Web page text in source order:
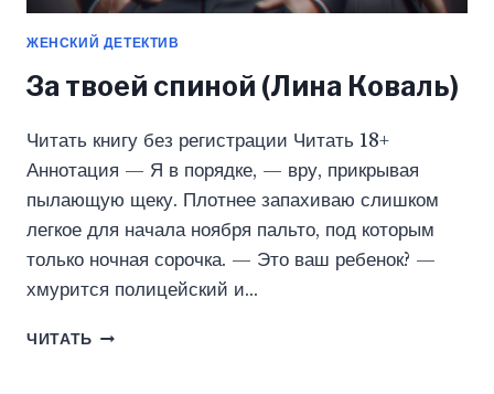
ЖЕНСКИЙ ДЕТЕКТИВ
За твоей спиной (Лина Коваль)
Читать книгу без регистрации Читать 18+
Аннотация — Я в порядке, — вру, прикрывая
пылающую щеку. Плотнее запахиваю слишком
легкое для начала ноября пальто, под которым
только ночная сорочка. — Это ваш ребенок? —
хмурится полицейский и…
ЧИТАТЬ ЗА